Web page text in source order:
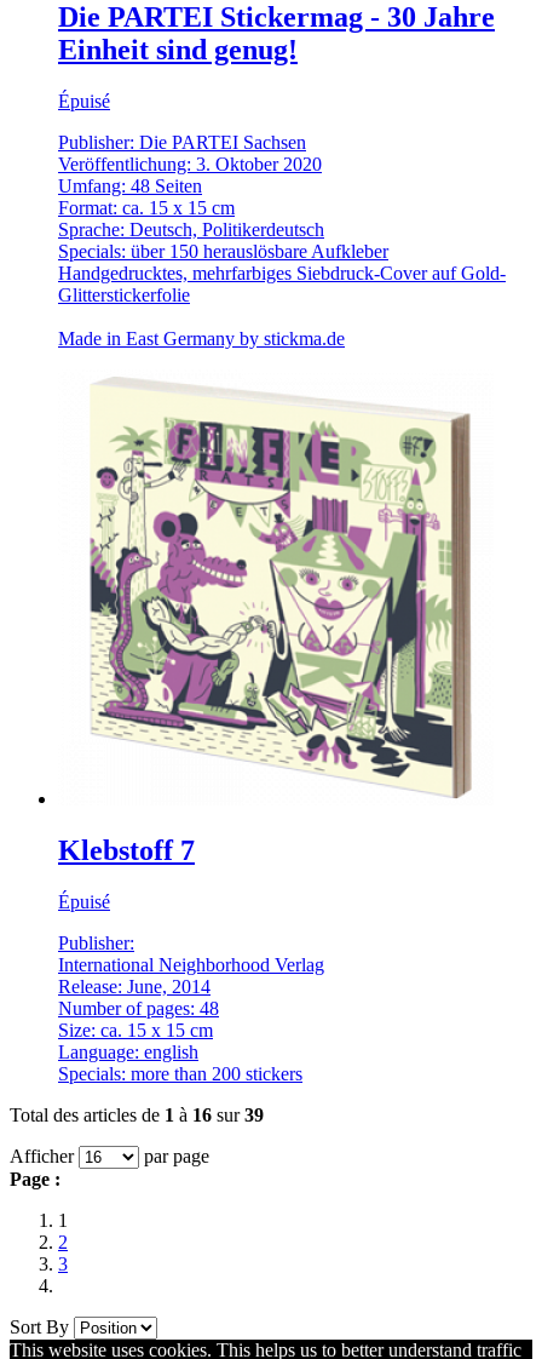
Die PARTEI Stickermag - 30 Jahre
Einheit sind genug!
Épuisé
Publisher: Die PARTEI Sachsen
Veröffentlichung: 3. Oktober 2020
Umfang: 48 Seiten
Format: ca. 15 x 15 cm
Sprache: Deutsch, Politikerdeutsch
Specials: über 150 herauslösbare Aufkleber
Handgedrucktes, mehrfarbiges Siebdruck-Cover auf Gold-
Glitterstickerfolie
Made in East Germany by stickma.de
Klebstoff 7
Épuisé
Publisher:
International Neighborhood Verlag
Release: June, 2014
Number of pages: 48
Size: ca. 15 x 15 cm
Language: english
Specials: more than 200 stickers
Total des articles de 1 à 16 sur39
Afficher
par page
Page :
1
2
3
Sort By
This website uses cookies. This helps us to better understand traffic